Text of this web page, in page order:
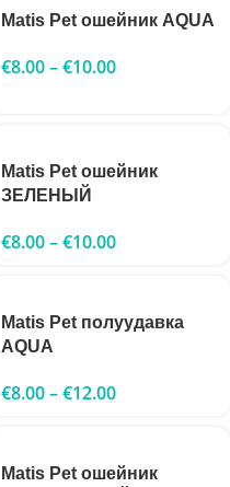
Matis Pet ошейник AQUA
€8.00–€10.00
Matis Pet ошейник
ЗЕЛЕНЫЙ
€8.00–€10.00
Matis Pet полуудавка
AQUA
€8.00–€12.00
Matis Pet ошейник